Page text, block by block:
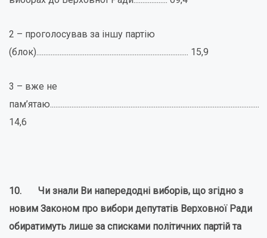
2 – проголосував за іншу партію
(блок)..................................................................................... 15,9
3 – вже не
пам’ятаю.....................................................................................................................
14,6
10. Чи знали Ви напередодні виборів, що згідно з
новим Законом про вибори депутатів Верховної Ради
обиратимуть лише за списками політичних партій та